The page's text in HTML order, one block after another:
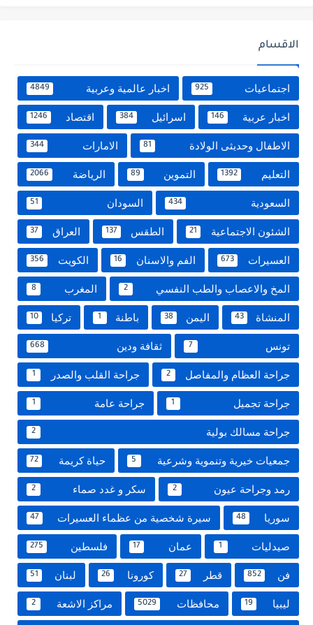
الاقسام
اجتماعيات 925 اخبار عالمية وعربية 4849
اخبار عربية 146 اسرائيل 384 اقتصاد 1246
الاطفال وحديثى الولادة 81 الامارات 344
التعليم 1392 التموين 89 الرياضة 2066
السعودية 434 السودان 51
الشئون الاجتماعية 21 الطقس 137 العراق 37
العسيرات 673 الفم والاسنان 16 الكويت 356
المخ والاعصاب والطب النفسي 2 المغرب 8
المنشاة 43 اليمن 38 باطنة 1 تركيا 10
تونس 7 ثقافة ودين 668
جراحة العظام والمفاصل 2 جراحة القلب والصدر 1
جراحة تجميل 1 جراحة عامة 1
جراحة مسالك بولية 2
جمعيات خيرية وتنموية وشرعية 5 حياة كريمة 72
رمد وجراحة عيون 2 سكر و غدد صماء 2
سوريا 48 سيرة شخصية من عظماء العسيرات 47
صيدليات 1 عمان 17 فلسطين 275
فن 852 قطر 27 كورونا 26 لبنان 51
ليبيا 19 محافظات 5029 مراكز الاشعة 2